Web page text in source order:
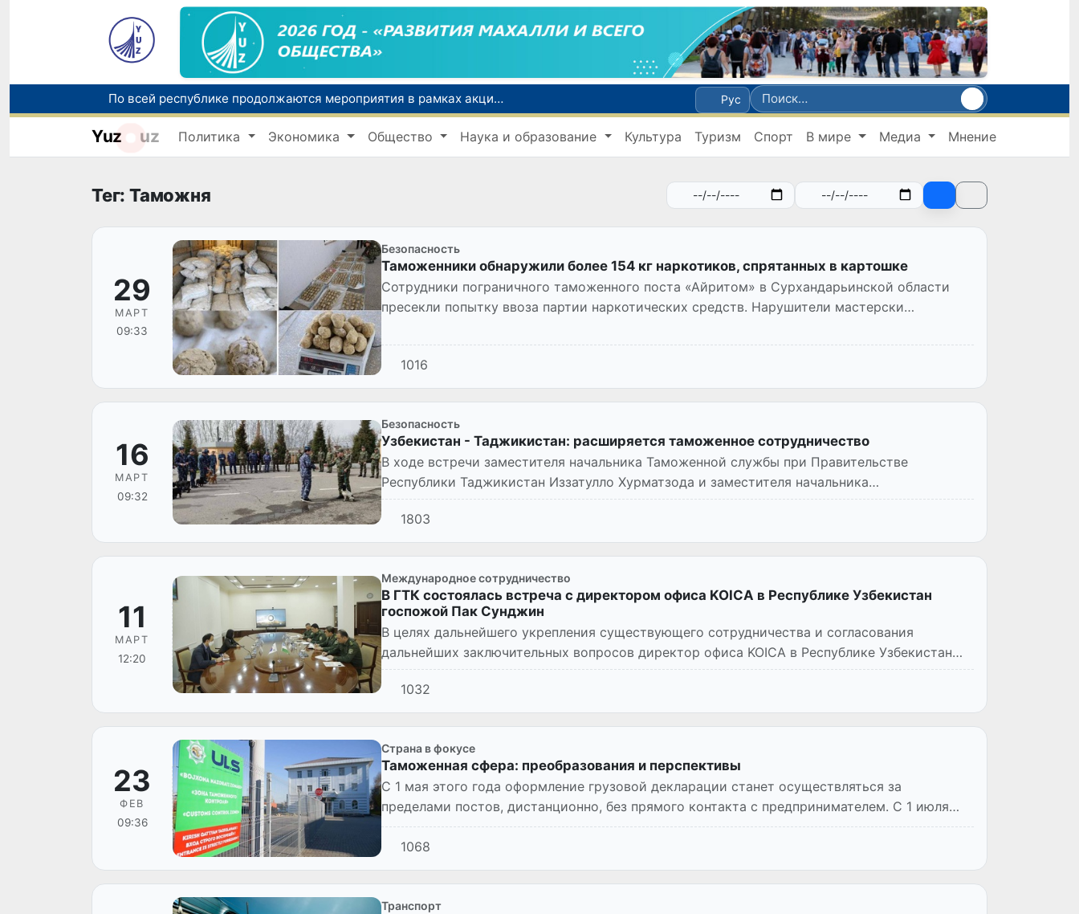
По всей республике продолжаются мероприятия в рамках акции «Актуальные 40 дней»
Оказавшийся в сложной ситуации в Германии соотечественник возвращен в Узбекистан
В Узбекистане определили порядок создания и эксплуатации платных автодорог
Рус
Yuz uz Политика Экономика Общество Наука и образование Культура Туризм Спорт В мире Медиа Мнение
Тег: Таможня
29
МАРТ
09:33
Безопасность
Таможенники обнаружили более 154 кг наркотиков, спрятанных в картошке
Сотрудники пограничного таможенного поста «Айритом» в Сурхандарьинской области
пресекли попытку ввоза партии наркотических средств. Нарушители мастерски
1016
16
МАРТ
09:32
Безопасность
Узбекистан - Таджикистан: расширяется таможенное сотрудничество
В ходе встречи заместителя начальника Таможенной службы при Правительстве
Республики Таджикистан Иззатулло Хурматзода и заместителя начальника
Государственного таможенного комитета...
1803
11
МАРТ
12:20
Международное сотрудничество
В ГТК состоялась встреча с директором офиса KOICA в Республике Узбекистан
госпожой Пак Сунджин
В целях дальнейшего укрепления существующего сотрудничества и согласования
дальнейших заключительных вопросов директор офиса KOICA в Республике Узбекистан
госпожа Пак Сунджин посет...
1032
23
ФЕВ
09:36
Страна в фокусе
Таможенная сфера: преобразования и перспективы
С 1 мая этого года оформление грузовой декларации станет осуществляться за
пределами постов, дистанционно, без прямого контакта с предпринимателем. С 1 июля
будет налажено автомати...
1068
Транспорт